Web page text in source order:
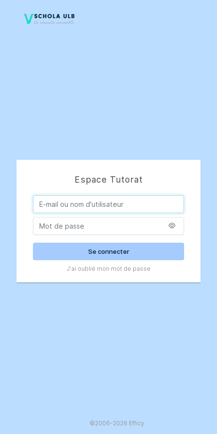
Espace Tutorat
Se connecter
J'ai oublié mon mot de passe
©2006-2026 Efficy